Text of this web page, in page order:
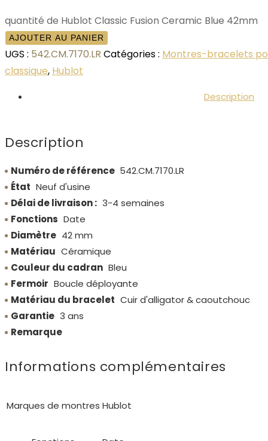
quantité de Hublot Classic Fusion Ceramic Blue 42mm
AJOUTER AU PANIER
UGS : 542.CM.7170.LR Catégories : Montres-bracelets
classique, Hublot
Description
Description
Numéro de référence 542.CM.7170.LR
État Neuf d'usine
Délai de livraison : 3-4 semaines
Fonctions Date
Diamètre 42 mm
Matériau Céramique
Couleur du cadran Bleu
Fermoir Boucle déployante
Matériau du bracelet Cuir d'alligator & caoutchouc
Garantie 3 ans
Remarque
Informations complémentaires
Marques de montres Hublot